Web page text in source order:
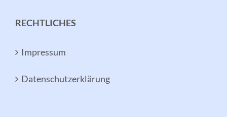
RECHTLICHES
Impressum
Datenschutzerklärung